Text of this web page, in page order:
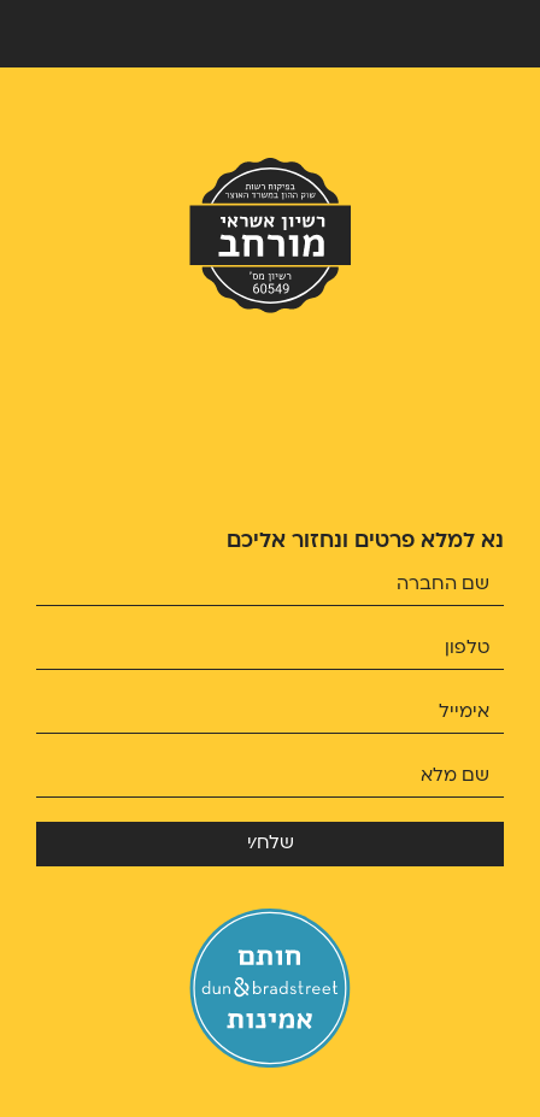
נא למלא פרטים ונחזור אליכם
שלח/י